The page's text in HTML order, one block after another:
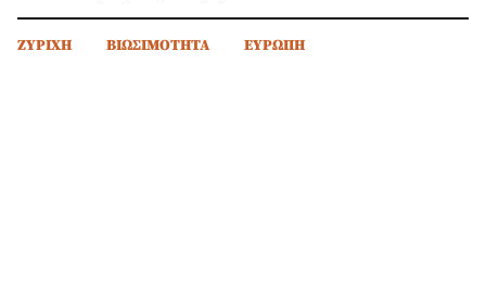
ΖΥΡΙΧΗ ΒΙΩΣΙΜΟΤΗΤΑ ΕΥΡΩΠΗ